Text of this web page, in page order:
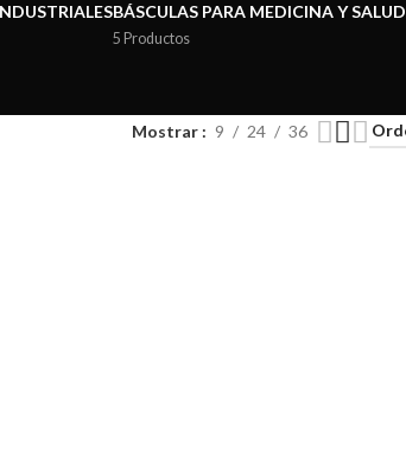
BÁSCULAS PARA MEDICINA Y SALUD
5 Productos
Mostrar 9 24 36